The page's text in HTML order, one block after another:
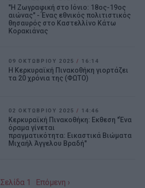
"Η Ζωγραφική στο Ιόνιο: 18ος-19ος
αιώνας" - Ένας εθνικός πολιτιστικός
θησαυρός στο Καστελλίνο Κάτω
Κορακιάνας
09 ΟΚΤΩΒΡΊΟΥ 2025 / 16:14
Η Κερκυραϊκή Πινακοθήκη γιορτάζει
τα 20 χρόνια της (ΦΩΤΟ)
02 ΟΚΤΩΒΡΊΟΥ 2025 / 14:46
Κερκυραϊκή Πινακοθήκη: Εκθεση "Ένα
όραμα γίνεται
πραγματικότητα: Εικαστικά Βιώματα
Μιχαήλ Άγγελου Βραδή"
Σελίδα 1 Επόμενη ›